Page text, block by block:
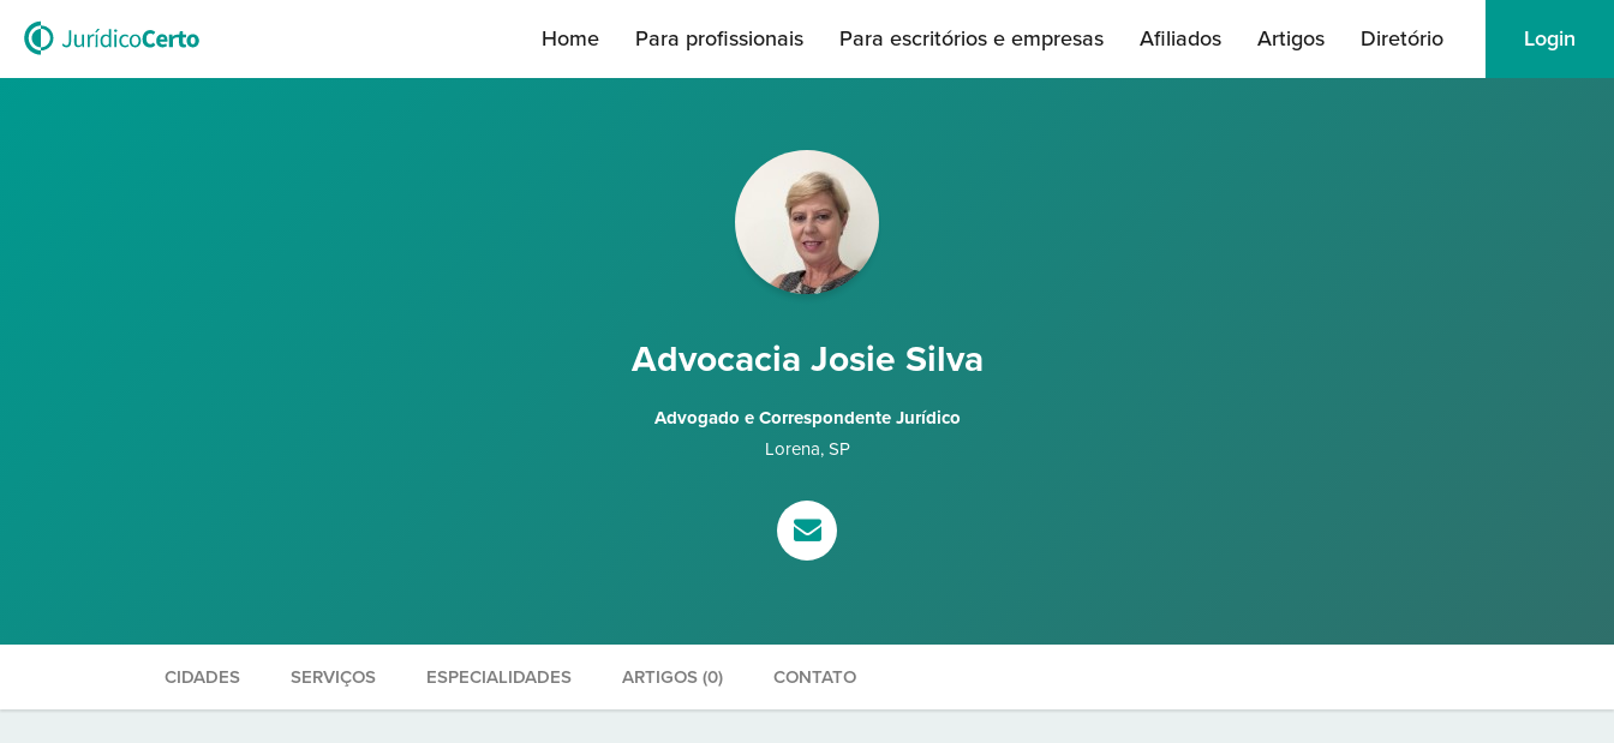
Home Para profissionais Para escritórios e empresas Afiliados Artigos Diretório Login
Advocacia Josie Silva
Advogado e Correspondente Jurídico
Lorena, SP
CIDADES SERVIÇOS ESPECIALIDADES ARTIGOS (0) CONTATO